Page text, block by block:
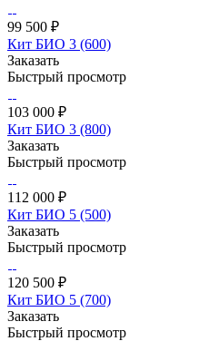
99 500 ₽
Кит БИО 3 (600)
Заказать
Быстрый просмотр
103 000 ₽
Кит БИО 3 (800)
Заказать
Быстрый просмотр
112 000 ₽
Кит БИО 5 (500)
Заказать
Быстрый просмотр
120 500 ₽
Кит БИО 5 (700)
Заказать
Быстрый просмотр